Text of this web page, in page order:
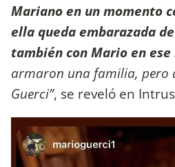
Mariano en un momento
ella queda embarazada
también con Mario en
armaron una familia, pero
Guerci”, se reveló en